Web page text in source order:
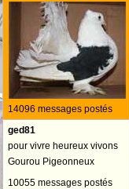
14096 messages postés
ged81
pour vivre heureux vivons
Gourou Pigeonneux
10055 messages postés